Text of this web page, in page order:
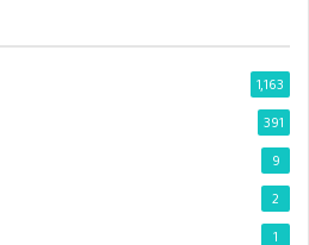
1,163
391
9
2
1